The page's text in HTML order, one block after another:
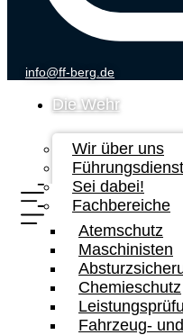
info@ff-berg.de
Die Wehr
Wir über uns
Führungsdienst
Sei dabei!
Fachbereiche
Atemschutz
Maschinisten
Chemieschutz
Fahrzeug-